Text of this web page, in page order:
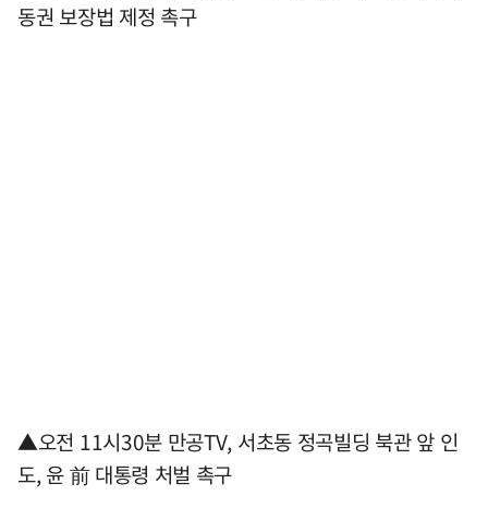
동권 보장법 제정 촉구
▲오전 11시30분 만공TV, 서초동 정곡빌딩 북관 앞 인
도, 윤 前 대통령 처벌 촉구